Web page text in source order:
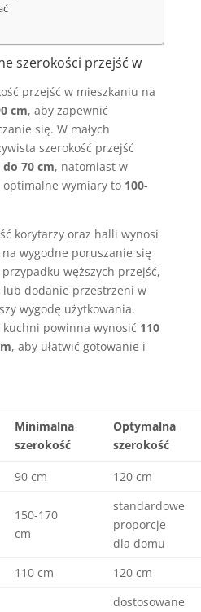
szerokości przejść w
przejść w mieszkaniu na
cm, aby zapewnić
się. W małych
szerokość przejść
do 70 cm, natomiast w
wymiary to 100-
korytarzy oraz halli wynosi
wygodne poruszanie się
węższych przejść,
lub dodanie przestrzeni w
wygodę użytkowania.
powinna wynosić 110
, aby ułatwić gotowanie i
Minimalna
szerokość
Optymalna
szerokość
90 cm 120 cm
150-170
cm
standardowe
proporcje
dla domu
110 cm 120 cm
dostosowane